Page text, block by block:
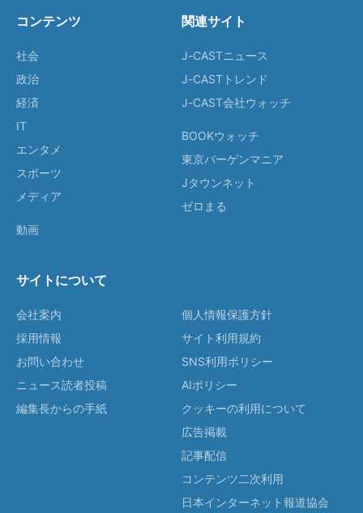
コンテンツ
社会
政治
経済
IT
エンタメ
スポーツ
メディア
動画
関連サイト
J-CASTニュース
J-CASTトレンド
J-CAST会社ウォッチ
BOOKウォッチ
東京バーゲンマニア
Jタウンネット
ゼロまる
サイトについて
会社案内
採用情報
お問い合わせ
ニュース読者投稿
編集長からの手紙
個人情報保護方針
サイト利用規約
SNS利用ポリシー
AIポリシー
クッキーの利用について
広告掲載
記事配信
コンテンツ二次利用
日本インターネット報道協会